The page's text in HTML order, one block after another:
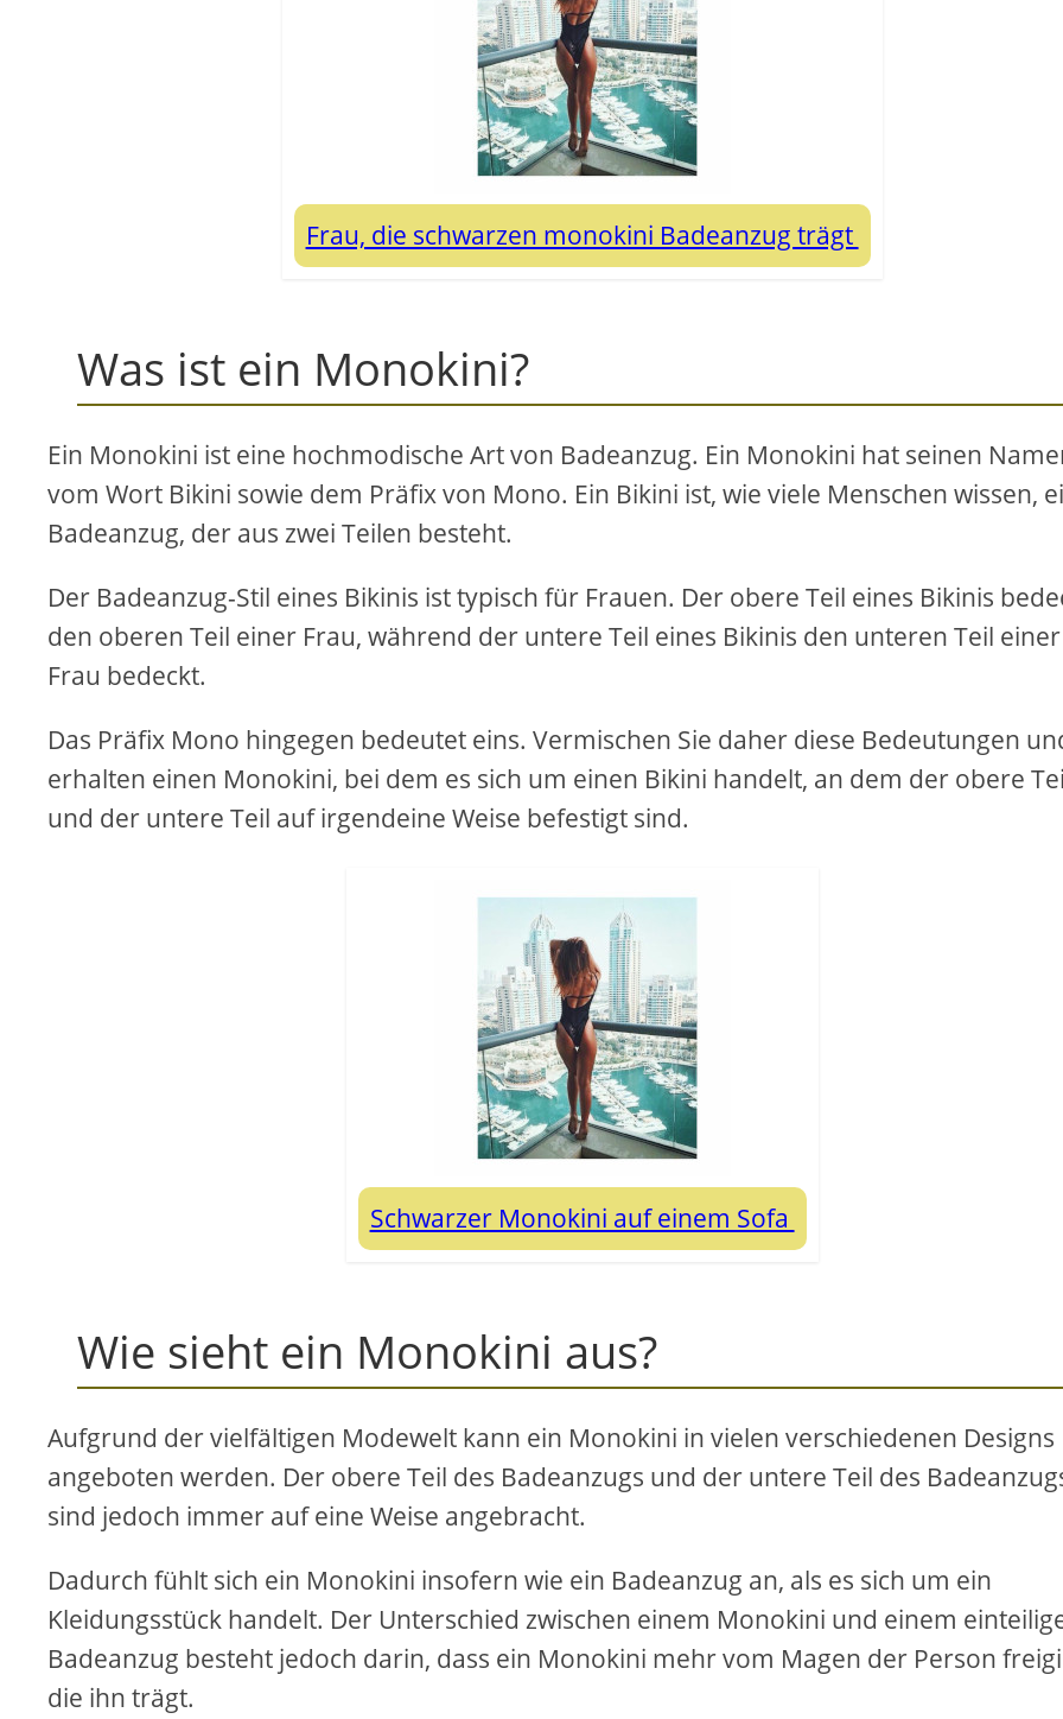
Frau, die schwarzen monokini Badeanzug trägt
Was ist ein Monokini?
Ein Monokini ist eine hochmodische Art von Badeanzug. Ein Monokini hat seinen
vom Wort Bikini sowie dem Präfix von Mono. Ein Bikini ist, wie viele Menschen wissen,
Badeanzug, der aus zwei Teilen besteht.
Der Badeanzug-Stil eines Bikinis ist typisch für Frauen. Der obere Teil eines Bikinis
den oberen Teil einer Frau, während der untere Teil eines Bikinis den unteren Teil einer
Frau bedeckt.
Das Präfix Mono hingegen bedeutet eins. Vermischen Sie daher diese Bedeutungen
erhalten einen Monokini, bei dem es sich um einen Bikini handelt, an dem der obere
und der untere Teil auf irgendeine Weise befestigt sind.
Schwarzer Monokini auf einem Sofa
Wie sieht ein Monokini aus?
Aufgrund der vielfältigen Modewelt kann ein Monokini in vielen verschiedenen Designs
angeboten werden. Der obere Teil des Badeanzugs und der untere Teil des
sind jedoch immer auf eine Weise angebracht.
Dadurch fühlt sich ein Monokini insofern wie ein Badeanzug an, als es sich um ein
Kleidungsstück handelt. Der Unterschied zwischen einem Monokini und einem
Badeanzug besteht jedoch darin, dass ein Monokini mehr vom Magen der Person
die ihn trägt.